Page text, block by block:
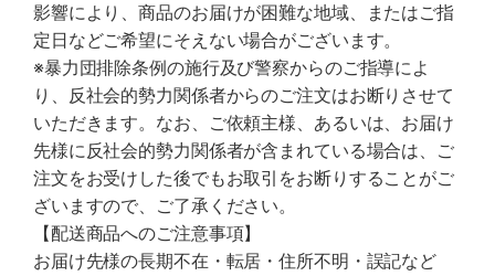
影響により、商品のお届けが困難な地域、またはご指
定日などご希望にそえない場合がございます。
※暴力団排除条例の施行及び警察からのご指導によ
り、反社会的勢力関係者からのご注文はお断りさせて
いただきます。なお、ご依頼主様、あるいは、お届け
先様に反社会的勢力関係者が含まれている場合は、ご
注文をお受けした後でもお取引をお断りすることがご
ざいますので、ご了承ください。
【配送商品へのご注意事項】
お届け先様の長期不在・転居・住所不明・誤記など